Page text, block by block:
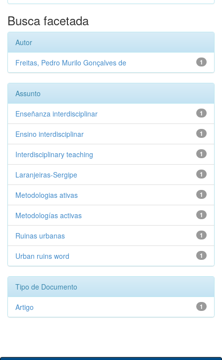
Busca facetada
Autor
1
Freitas, Pedro Murilo Gonçalves de
Assunto
1
Enseñanza interdisciplinar
1
Ensino interdisciplinar
1
Interdisciplinary teaching
1
Laranjeiras-Sergipe
1
Metodologias ativas
1
Metodologías activas
1
Ruinas urbanas
1
Urban ruins word
Tipo de Documento
1
Artigo